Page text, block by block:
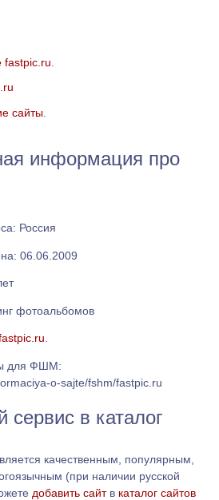
fastpic.ru
сайты
информация про
Россия
06.06.2009
фотоальбомов
для ФШМ:
o-sajte/fshm/fastpic.ru
сервис в каталог
качественным, популярным,
(при наличии русской
добавить сайтв каталог сайтов